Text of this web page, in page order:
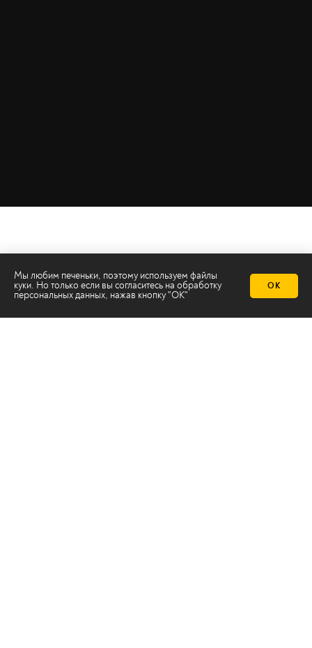
Мы любим печеньки, поэтому используем файлы
куки. Но только если вы согласитесь на обработку
персональных данных, нажав кнопку "ОК"
ОК